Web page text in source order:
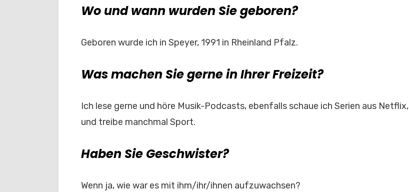
Wo und wann wurden Sie geboren?
Geboren wurde ich in Speyer, 1991 in Rheinland Pfalz.
Was machen Sie gerne in Ihrer Freizeit?
Ich lese gerne und höre Musik-Podcasts, ebenfalls schaue ich Serien aus Netflix,
und treibe manchmal Sport.
Haben Sie Geschwister?
Wenn ja, wie war es mit ihm/ihr/ihnen aufzuwachsen?